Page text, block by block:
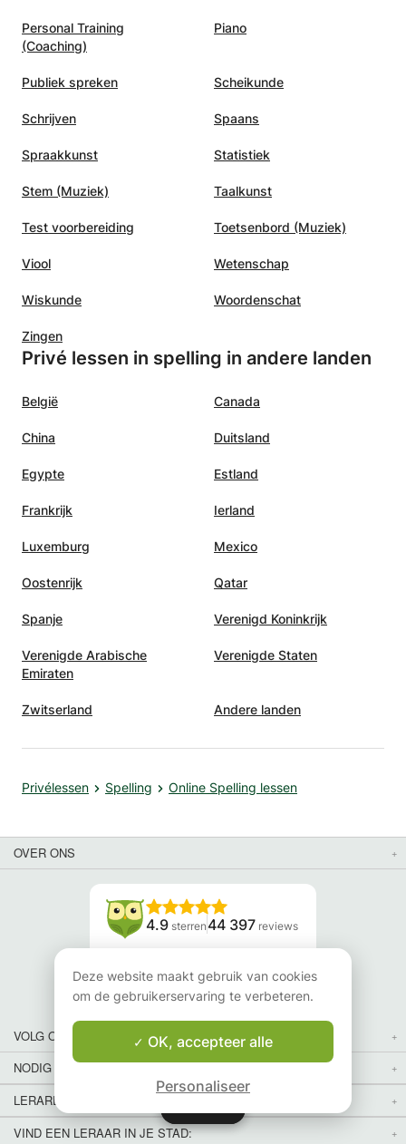
Personal Training
(Coaching)
Piano
Publiek spreken Scheikunde
Schrijven Spaans
Spraakkunst Statistiek
Stem (Muziek) Taalkunst
Test voorbereiding Toetsenbord (Muziek)
Viool Wetenschap
Wiskunde Woordenschat
Zingen
Privé lessen in spelling in andere landen
België Canada
China Duitsland
Egypte Estland
Frankrijk Ierland
Luxemburg Mexico
Oostenrijk Qatar
Spanje Verenigd Koninkrijk
Verenigde Arabische
Emiraten
Verenigde Staten
Zwitserland Andere landen
Privélessen Spelling Online Spelling lessen
OVER ONS
4.9 sterren 44 397 reviews
Lees onze reviews
VOLG ONS
NODIG JE VRIENDEN UIT
LERAREN VOOR LESSEN IN JOUW LAND EN REGIO:
VIND EEN LERAAR IN JE STAD:
Deze website maakt gebruik van cookies
om de gebruikerservaring te verbeteren.
OK, accepteer alle
Personaliseer